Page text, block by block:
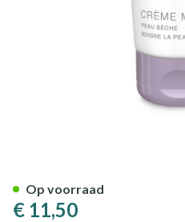
€ 11,50
Op voorraad